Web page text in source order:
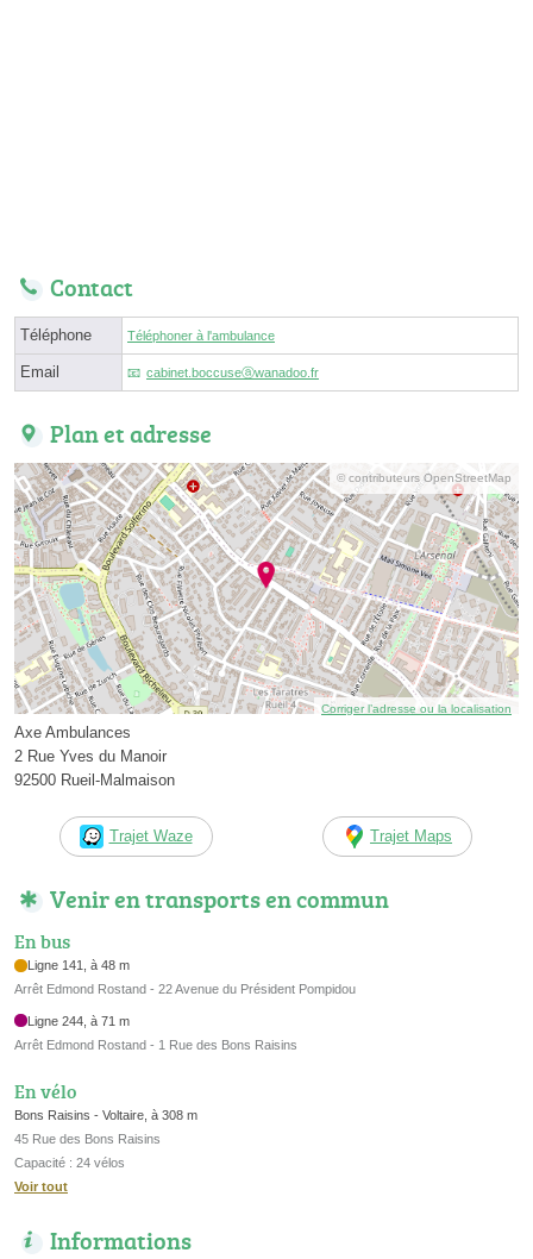
Contact
Téléphone Téléphoner à l'ambulance
Email cabinet.boccuseⓐwanadoo.fr
Plan et adresse
© contributeurs OpenStreetMap
Corriger l’adresse ou la localisation
Axe Ambulances
2 Rue Yves du Manoir
92500 Rueil-Malmaison
Trajet Waze Trajet Maps
Venir en transports en commun
En bus
Ligne 141, à 48 m
Arrêt Edmond Rostand - 22 Avenue du Président Pompidou
Ligne 244, à 71 m
Arrêt Edmond Rostand - 1 Rue des Bons Raisins
En vélo
Bons Raisins - Voltaire, à 308 m
45 Rue des Bons Raisins
Capacité : 24 vélos
Voir tout
Informations